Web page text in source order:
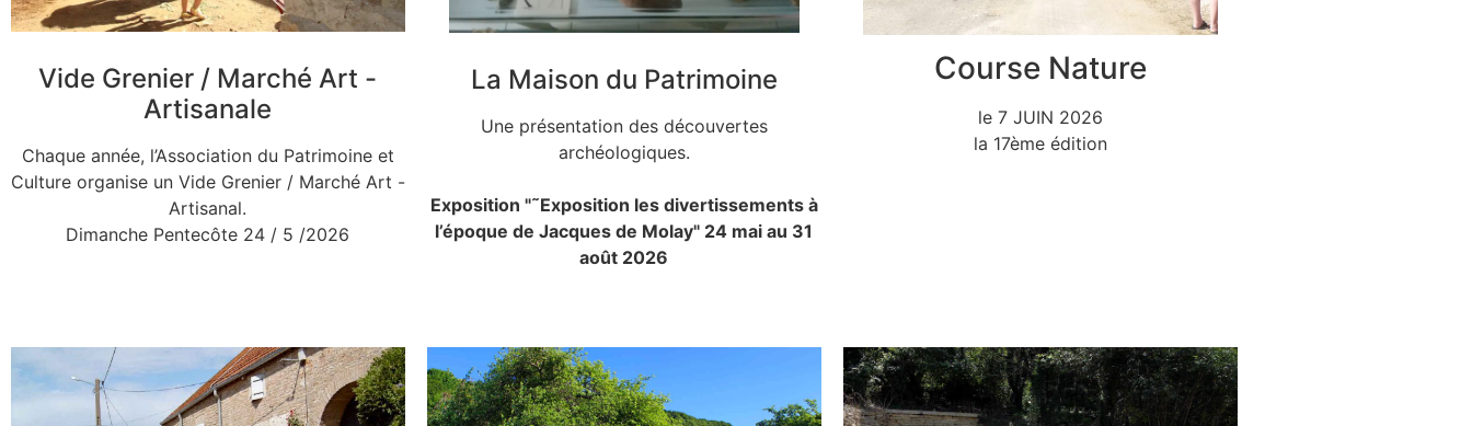
Vide Grenier / Marché Art -
Artisanale
Chaque année, l’Association du Patrimoine et
Culture organise un Vide Grenier / Marché Art -
Artisanal.
Dimanche Pentecôte 24 / 5 /2026
La Maison du Patrimoine
Une présentation des découvertes
archéologiques.
Exposition "˜Exposition les divertissements à
l’époque de Jacques de Molay" 24 mai au 31
août 2026
Course Nature
le 7 JUIN 2026
la 17ème édition